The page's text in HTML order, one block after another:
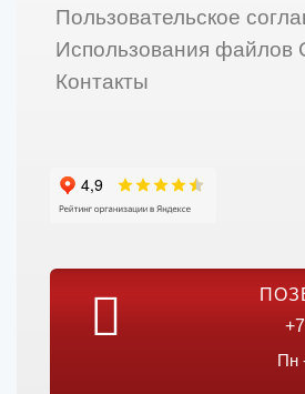
Пользовательское
Использования файлов
Контакты
Пн